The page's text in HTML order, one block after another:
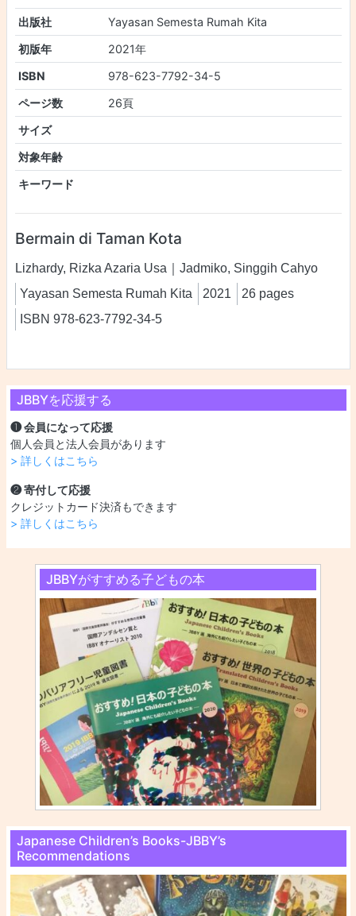
JBBYを応援する
❶ 会員になって応援
個人会員と法人会員があります
> 詳しくはこちら
❷ 寄付して応援
クレジットカード決済もできます
> 詳しくはこちら
JBBYがすすめる子どもの本
Japanese Children’s Books-JBBY’s
Recommendations
出版社
Yayasan Semesta Rumah Kita
初版年
2021年
ISBN
978-623-7792-34-5
ページ数
26頁
サイズ
対象年齢
キーワード
Bermain di Taman Kota
Lizhardy, Rizka Azaria Usa｜Jadmiko, Singgih Cahyo
Yayasan Semesta Rumah Kita
2021
26 pages
ISBN 978-623-7792-34-5